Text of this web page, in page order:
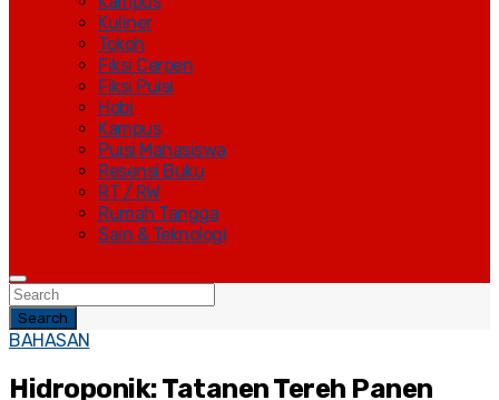
Kuliner
Tokoh
Fiksi Cerpen
Fiksi Puisi
Hobi
Kampus
Puisi Mahasiswa
Resensi Buku
RT / RW
Rumah Tangga
Sain & Teknologi
Search
BAHASAN
Hidroponik: Tatanen Tereh Panen